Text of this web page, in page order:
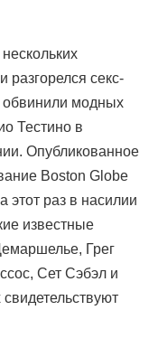
разгорелся секс-
обвинили модных
Тестино в
Опубликованное
Boston Globe
раз в насилии
известные
Грег
Сет Сэбэл и